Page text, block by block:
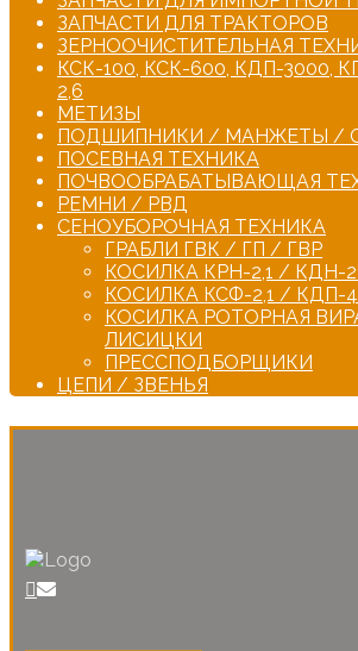
ЗАПЧАСТИ ДЛЯ ТРАКТОРОВ
ЗЕРНООЧИСТИТЕЛЬНАЯ
КСК-100, КСК-600, КДП-3000,
2,6
МЕТИЗЫ
ПОДШИПНИКИ / МАНЖЕТЫ /
ПОСЕВНАЯ ТЕХНИКА
ПОЧВООБРАБАТЫВАЮЩАЯ
РЕМНИ / РВД
СЕНОУБОРОЧНАЯ ТЕХНИКА
ГРАБЛИ ГВК / ГП / ГВР
КОСИЛКА КРН-2,1 / КДН-
КОСИЛКА КСФ-2,1 / КДП-
КОСИЛКА РОТОРНАЯ
ЛИСИЦКИ
ПРЕССПОДБОРЩИКИ
ЦЕПИ / ЗВЕНЬЯ